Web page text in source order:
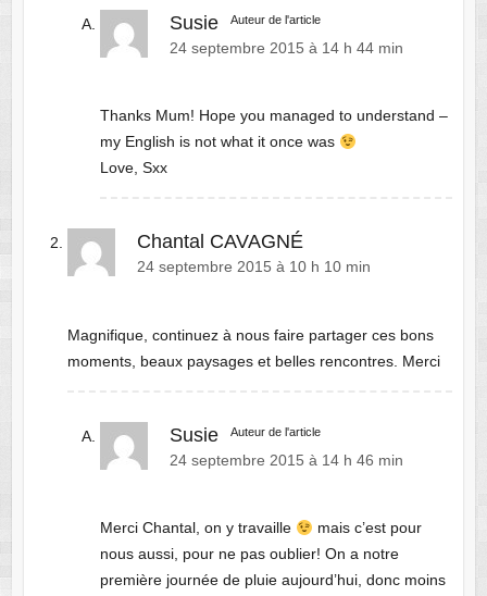
Susie Auteur de l'article
24 septembre 2015 à 14 h 44 min
Thanks Mum! Hope you managed to understand –
my English is not what it once was
Love, Sxx
Chantal CAVAGNÉ
24 septembre 2015 à 10 h 10 min
Magnifique, continuez à nous faire partager ces bons
moments, beaux paysages et belles rencontres. Merci
Susie Auteur de l'article
24 septembre 2015 à 14 h 46 min
Merci Chantal, on y travaille
mais c’est pour
nous aussi, pour ne pas oublier! On a notre
première journée de pluie aujourd’hui, donc moins